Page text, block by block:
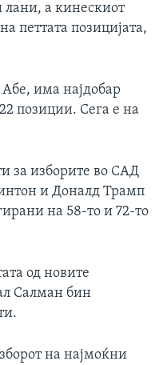
лани, а кинескиот
петтата позицијата,
има најдобар
позиции. Сега е на
за изборите во САД
и Доналд Трамп
на 58-то и 72-то
од новите
Салман бин
на најмоќни